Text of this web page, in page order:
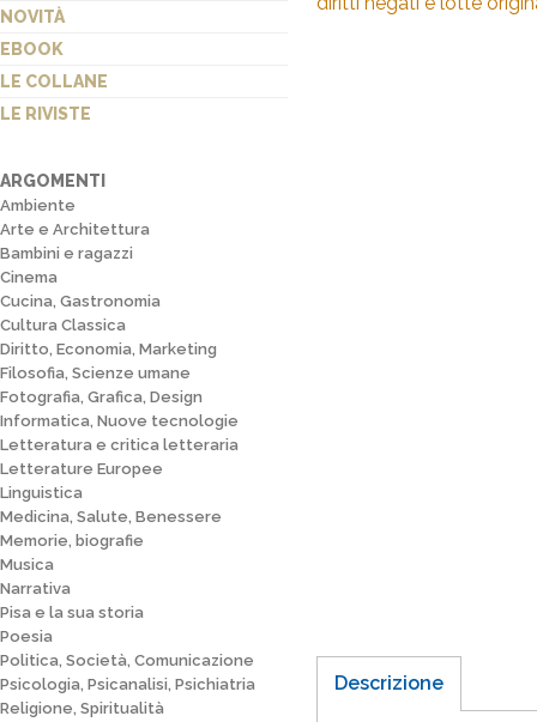
NOVITÀ
EBOOK
LE COLLANE
LE RIVISTE
ARGOMENTI
Ambiente
Arte e Architettura
Bambini e ragazzi
Cinema
Cucina, Gastronomia
Cultura Classica
Diritto, Economia, Marketing
Filosofia, Scienze umane
Fotografia, Grafica, Design
Informatica, Nuove tecnologie
Letteratura e critica letteraria
Letterature Europee
Linguistica
Medicina, Salute, Benessere
Memorie, biografie
Musica
Narrativa
Pisa e la sua storia
Poesia
Politica, Società, Comunicazione
Psicologia, Psicanalisi, Psichiatria
Religione, Spiritualità
Descrizione